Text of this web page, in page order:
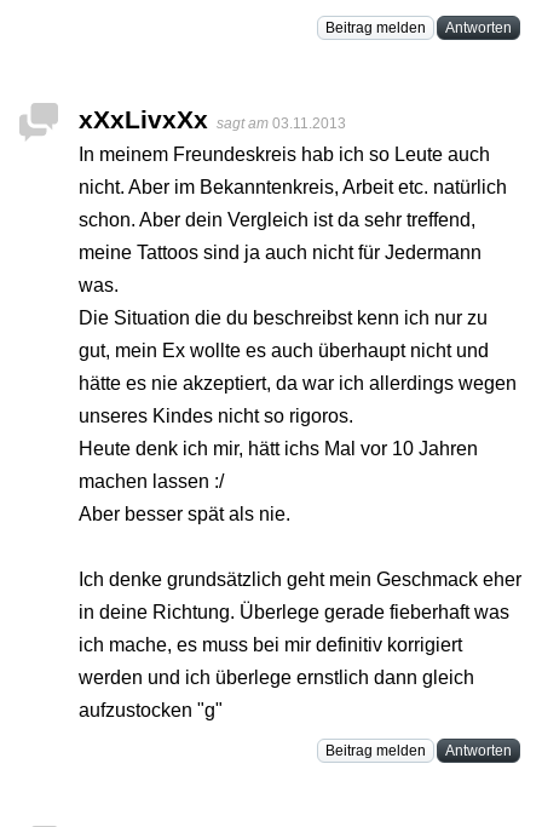
Beitrag melden Antworten
xXxLivxXx sagt am 03.11.2013
In meinem Freundeskreis hab ich so Leute auch
nicht. Aber im Bekanntenkreis, Arbeit etc. natürlich
schon. Aber dein Vergleich ist da sehr treffend,
meine Tattoos sind ja auch nicht für Jedermann
was.
Die Situation die du beschreibst kenn ich nur zu
gut, mein Ex wollte es auch überhaupt nicht und
hätte es nie akzeptiert, da war ich allerdings wegen
unseres Kindes nicht so rigoros.
Heute denk ich mir, hätt ichs Mal vor 10 Jahren
machen lassen :/
Aber besser spät als nie.
Ich denke grundsätzlich geht mein Geschmack eher
in deine Richtung. Überlege gerade fieberhaft was
ich mache, es muss bei mir definitiv korrigiert
werden und ich überlege ernstlich dann gleich
aufzustocken "g"
Beitrag melden Antworten